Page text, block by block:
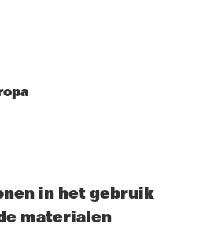
in het gebruik
materialen